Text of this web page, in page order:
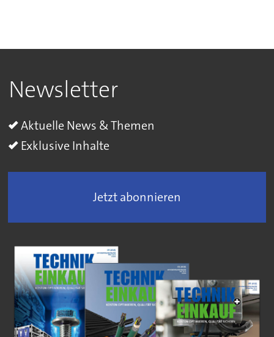
Newsletter
Aktuelle News & Themen
Exklusive Inhalte
Jetzt abonnieren